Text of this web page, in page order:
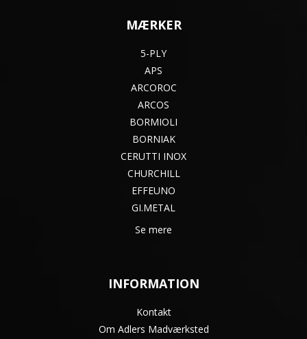
MÆRKER
5-PLY
APS
ARCOROC
ARCOS
BORMIOLI
BORNIAK
CERUTTI INOX
CHURCHILL
EFFEUNO
GI.METAL
Se mere
INFORMATION
Kontakt
Om Adlers Madværksted